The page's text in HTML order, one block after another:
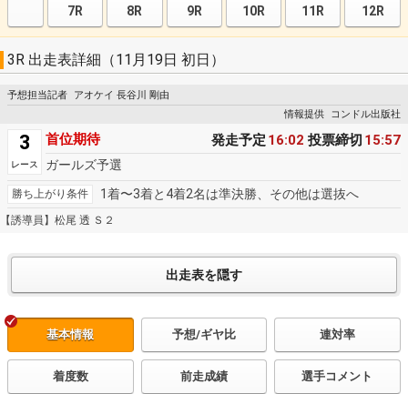
7R 8R 9R 10R 11R 12R
3R 出走表詳細（11月19日 初日）
予想担当記者
アオケイ 長谷川 剛由
情報提供
コンドル出版社
3
レース
首位期待 発走予定 16:02 投票締切 15:57
ガールズ予選
勝ち上がり条件 1着〜3着と4着2名は準決勝、その他は選抜へ
【誘導員】松尾 透 Ｓ２
基本情報 予想/ギヤ比 連対率
着度数 前走成績 選手コメント